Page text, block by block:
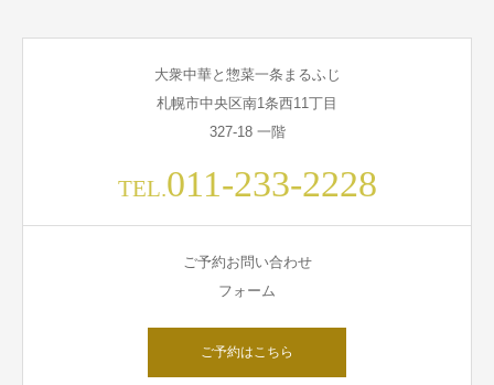
大衆中華と惣菜一条まるふじ
札幌市中央区南1条西11丁目
327-18 一階
TEL.011-233-2228
ご予約お問い合わせ
フォーム
ご予約はこちら